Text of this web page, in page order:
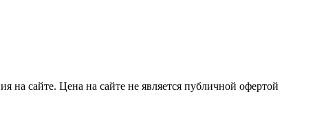
на сайте. Цена на сайте не является публичной офертой